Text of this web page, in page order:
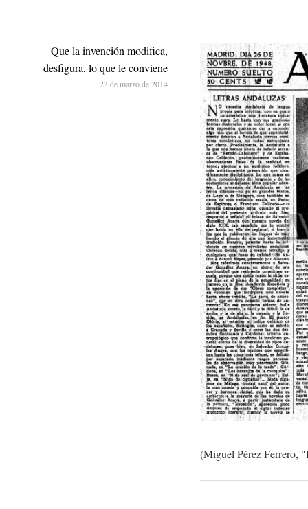
(Miguel Pérez Ferrero,
Que la invención modifica,
desfigura, lo que le conviene
23 de marzo de 2014